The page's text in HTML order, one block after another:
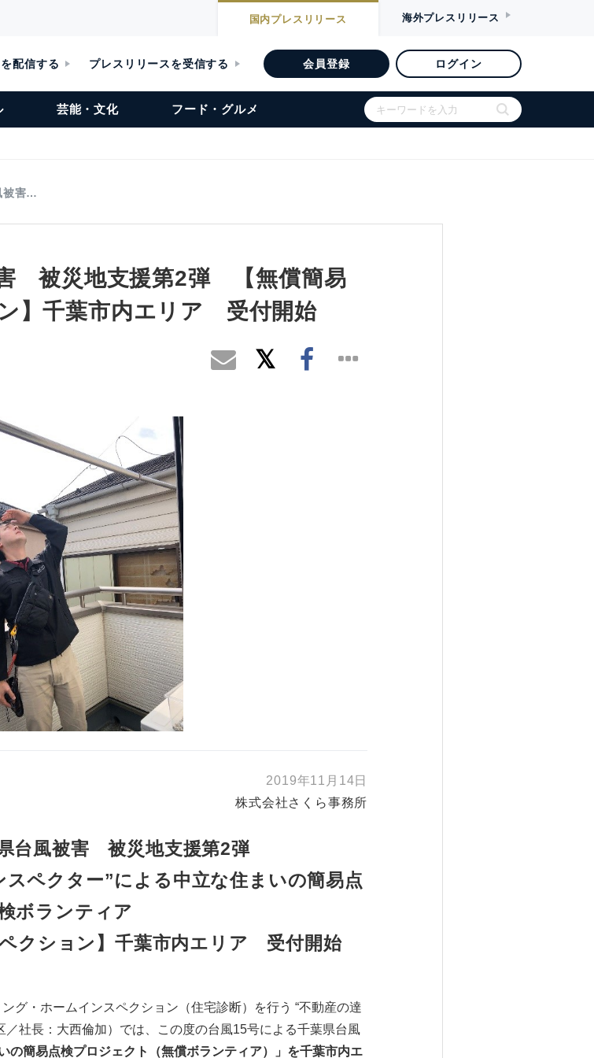
国内プレスリリース 海外プレスリリース
配信する プレスリリースを受信する 会員登録 ログイン
芸能・文化 フード・グルメ
被害…
被災地支援第2弾 【無償簡易
】千葉市内エリア 受付開始
2019年11月14日
株式会社さくら事務所
台風被害 被災地支援第2弾
ペクター”による中立な住まいの簡易点
ボランティア
ペクション】千葉市内エリア 受付開始
グ・ホームインスペクション（住宅診断）を行う “不動産の達
社長：大西倫加）では、この度の台風15号による千葉県台風
の簡易点検プロジェクト（無償ボランティア）」を千葉市内エ